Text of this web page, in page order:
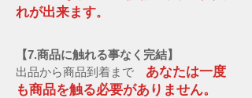
れが出来ます。
【7.商品に触れる事なく完結】
出品から商品到着まで あなたは一度
も商品を触る必要がありません。